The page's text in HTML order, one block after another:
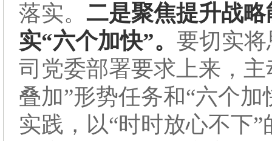
落实。 二是聚焦提升战
实“六个加快”。 要切实
司党委部署要求上来，
叠加”形势任务和“六个
实践，以“时时放心不下